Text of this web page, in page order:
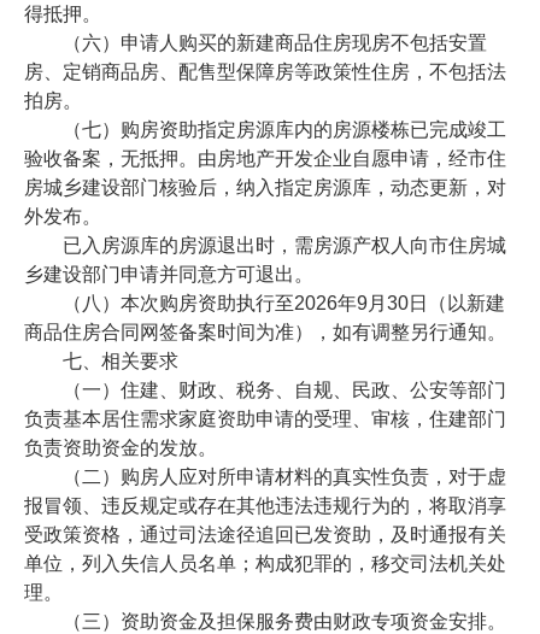
得抵押。
（六）申请人购买的新建商品住房现房不包括安置
房、定销商品房、配售型保障房等政策性住房，不包括法
拍房。
（七）购房资助指定房源库内的房源楼栋已完成竣工
验收备案，无抵押。由房地产开发企业自愿申请，经市住
房城乡建设部门核验后，纳入指定房源库，动态更新，对
外发布。
已入房源库的房源退出时，需房源产权人向市住房城
乡建设部门申请并同意方可退出。
（八）本次购房资助执行至2026年9月30日（以新建
商品住房合同网签备案时间为准），如有调整另行通知。
七、相关要求
（一）住建、财政、税务、自规、民政、公安等部门
负责基本居住需求家庭资助申请的受理、审核，住建部门
负责资助资金的发放。
（二）购房人应对所申请材料的真实性负责，对于虚
报冒领、违反规定或存在其他违法违规行为的，将取消享
受政策资格，通过司法途径追回已发资助，及时通报有关
单位，列入失信人员名单；构成犯罪的，移交司法机关处
理。
（三）资助资金及担保服务费由财政专项资金安排。